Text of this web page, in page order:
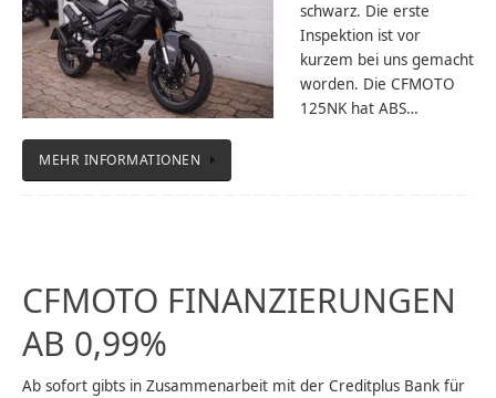
schwarz. Die erste
Inspektion ist vor
kurzem bei uns gemacht
worden. Die CFMOTO
125NK hat ABS…
MEHR INFORMATIONEN
CFMOTO FINANZIERUNGEN
AB 0,99%
Ab sofort gibts in Zusammenarbeit mit der Creditplus Bank für